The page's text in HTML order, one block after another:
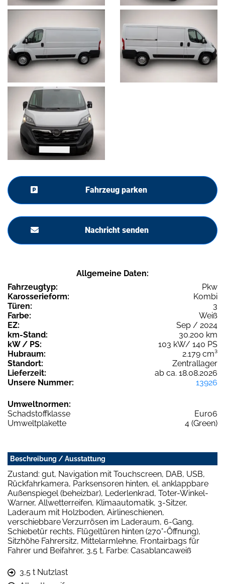
Fahrzeug parken
Nachricht senden
Allgemeine Daten:
Fahrzeugtyp:
Pkw
Karosserieform:
Kombi
Türen:
3
Farbe:
Weiß
EZ:
Sep / 2024
km-Stand:
30.200 km
kW / PS:
103 kW/ 140 PS
Hubraum:
2.179 cm³
Standort:
Zentrallager
Lieferzeit:
ab ca. 18.08.2026
Unsere Nummer:
13926
Umweltnormen:
Schadstoffklasse
Euro6
Umweltplakette
4 (Green)
Beschreibung / Ausstattung
Zustand: gut, Navigation mit Touchscreen, DAB, USB,
Rückfahrkamera, Parksensoren hinten, el. anklappbare
Außenspiegel (beheizbar), Lederlenkrad, Toter-Winkel-
Warner, Allwetterreifen, Klimaautomatik, 3-Sitzer,
Laderaum mit Holzboden, Airlineschienen,
verschiebbare Verzurrösen im Laderaum, 6-Gang,
Schiebetür rechts, Flügeltüren hinten (270°-Öffnung),
Sitzhöhe Fahrersitz, Mittelarmlehne, Frontairbags für
Fahrer und Beifahrer, 3,5 t, Farbe: Casablancaweiß
3,5 t Nutzlast